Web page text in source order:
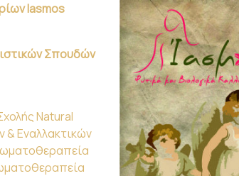
Iasmos
Σπουδών
Natural
Εναλλακτικών